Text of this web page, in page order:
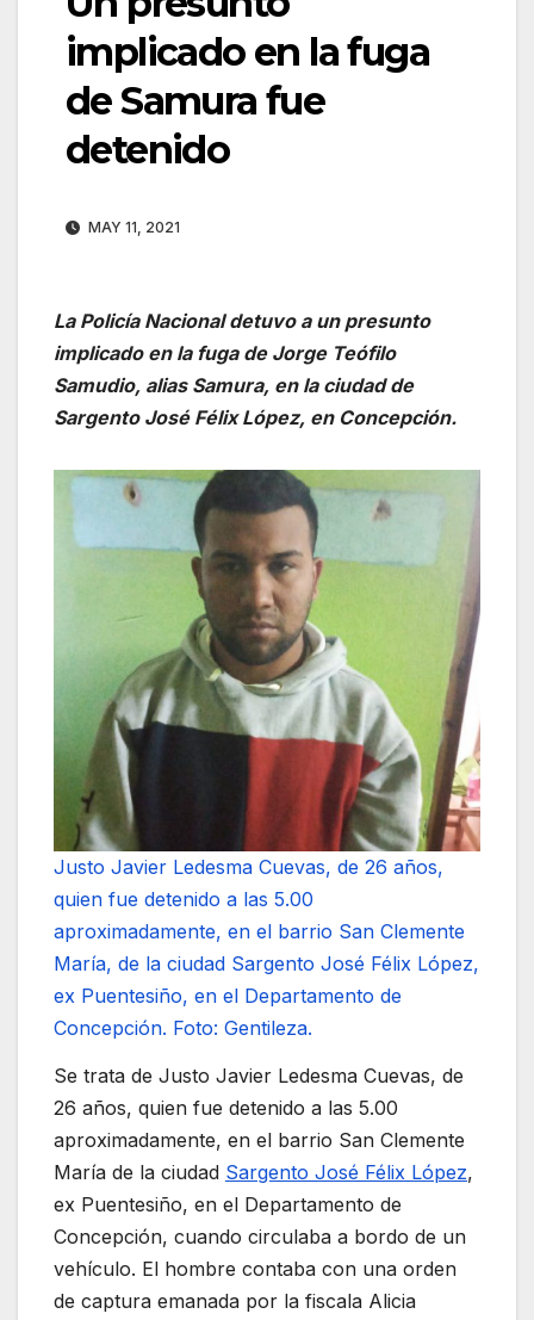
implicado en la fuga
de Samura fue
detenido
MAY 11, 2021
La Policía Nacional detuvo a un presunto
implicado en la fuga de Jorge Teófilo
Samudio, alias Samura, en la ciudad de
Sargento José Félix López, en Concepción.
Justo Javier Ledesma Cuevas, de 26 años,
quien fue detenido a las 5.00
aproximadamente, en el barrio San Clemente
María, de la ciudad Sargento José Félix López,
ex Puentesiño, en el Departamento de
Concepción. Foto: Gentileza.
Se trata de Justo Javier Ledesma Cuevas, de
26 años, quien fue detenido a las 5.00
aproximadamente, en el barrio San Clemente
María de la ciudad Sargento José Félix López,
ex Puentesiño, en el Departamento de
Concepción, cuando circulaba a bordo de un
vehículo. El hombre contaba con una orden
de captura emanada por la fiscala Alicia